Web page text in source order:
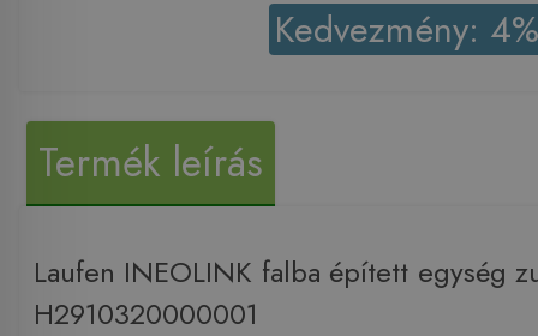
Kedvezmény:
Termék leírás
Laufen INEOLINK falba épített egység
H2910320000001